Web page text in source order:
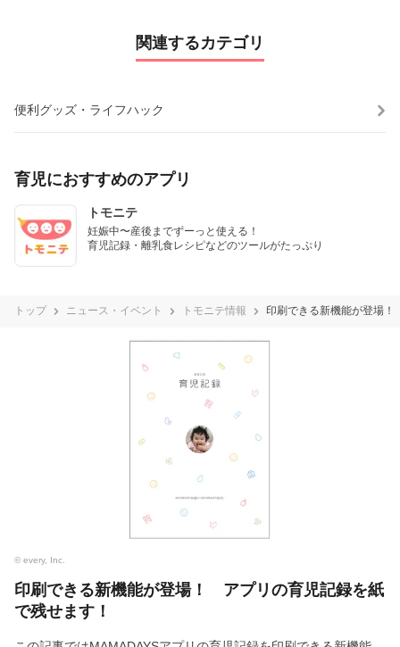
関連するカテゴリ
便利グッズ・ライフハック
育児におすすめのアプリ
トモニテ
妊娠中〜産後までずーっと使える！
育児記録・離乳食レシピなどのツールがたっぷり
トップ ニュース・イベント トモニテ情報 印刷できる新機能が登場
© every, Inc.
印刷できる新機能が登場！ アプリの育児記録を紙
で残せます！